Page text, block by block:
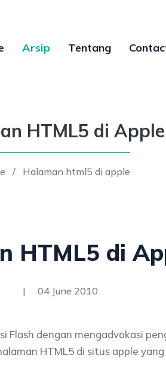
Arsip Tentang
HTML5 di Apple
/ Halaman html5 di apple
HTML5 di
| 04 June 2010
Flash dengan mengadvokasi
HTML5 di situs apple